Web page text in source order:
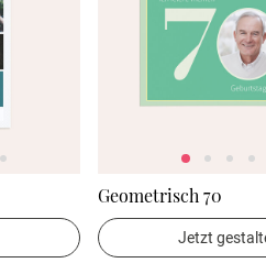
Geometrisch 70
Jetzt